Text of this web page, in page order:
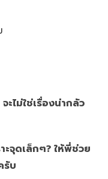
ะไม่ใช่เรื่องน่ากลัว
ะจุดเล็กๆ? ให้พี่ช่วย
รับ